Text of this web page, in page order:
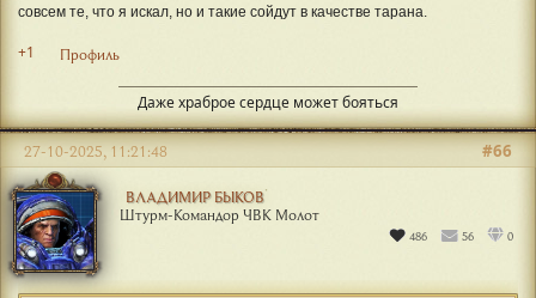
совсем те, что я искал, но и такие сойдут в качестве тарана.
+1 Профиль
Даже храброе сердце может бояться
ВЛАДИМИР БЫКОВ
Штурм-Командор ЧВК Молот
486 56 0
#66
27-10-2025, 11:21:48